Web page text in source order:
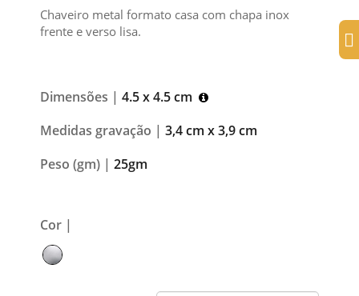
Chaveiro metal formato casa com chapa inox
frente e verso lisa.
Dimensões | 4.5 x 4.5 cm
Medidas gravação | 3,4 cm x 3,9 cm
Peso (gm) | 25gm
Cor |